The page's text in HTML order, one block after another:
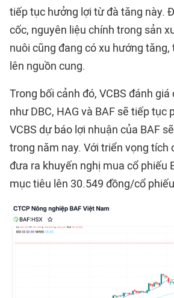
tiếp tục hưởng lợi từ đà tăng này.
cốc, nguyên liệu chính trong sản
nuôi cũng đang có xu hướng
lên nguồn cung.
Trong bối cảnh đó, VCBS đánh
như DBC, HAG và BAF sẽ tiếp tục
VCBS dự báo lợi nhuận của BAF
trong năm nay. Với triển vọng tích
đưa ra khuyến nghị mua cổ phiếu
mục tiêu lên 30.549 đồng/cổ